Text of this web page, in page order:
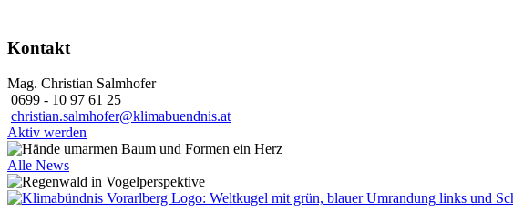
Kontakt
Mag. Christian Salmhofer
0699 - 10 97 61 25
christian.salmhofer@klimabuendnis.at
Aktiv werden
Alle News